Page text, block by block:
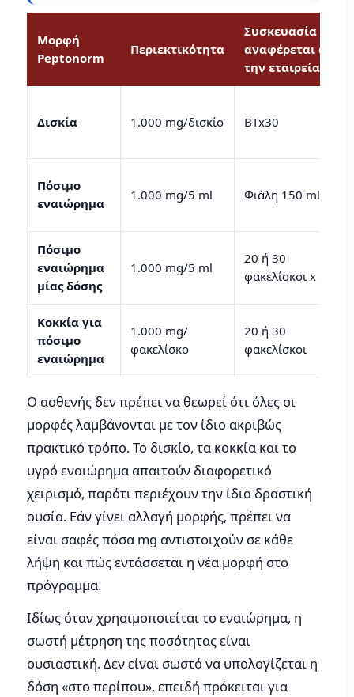
Μορφή
Peptonorm
Περιεκτικότητα
Συσκευασία που
αναφέρεται από
την εταιρεία
Δισκία 1.000 mg/δισκίο BTx30
Πόσιμο
εναιώρημα
1.000 mg/5 ml Φιάλη 150 ml
Πόσιμο
εναιώρημα
μίας δόσης
1.000 mg/5 ml
20 ή 30
φακελίσκοι x 5 ml
Κοκκία για
πόσιμο
εναιώρημα
1.000 mg/
φακελίσκο
20 ή 30
φακελίσκοι
Ο ασθενής δεν πρέπει να θεωρεί ότι όλες οι
μορφές λαμβάνονται με τον ίδιο ακριβώς
πρακτικό τρόπο. Το δισκίο, τα κοκκία και το
υγρό εναιώρημα απαιτούν διαφορετικό
χειρισμό, παρότι περιέχουν την ίδια δραστική
ουσία. Εάν γίνει αλλαγή μορφής, πρέπει να
είναι σαφές πόσα mg αντιστοιχούν σε κάθε
λήψη και πώς εντάσσεται η νέα μορφή στο
πρόγραμμα.
Ιδίως όταν χρησιμοποιείται το εναιώρημα, η
σωστή μέτρηση της ποσότητας είναι
ουσιαστική. Δεν είναι σωστό να υπολογίζεται η
δόση «στο περίπου», επειδή πρόκειται για